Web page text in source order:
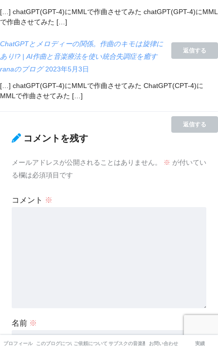
[…] chatGPT(GPT-4)にMMLで作曲させてみた chatGPT(GPT-4)にMML
で作曲させてみた […]
返信する
ChatGPTとメロディーの関係。作曲のキモは旋律に
あり!? | AI作曲と音楽療法を使い統合失調症を癒す
ranaのブログ 2023年5月3日
[…] chatGPT(GPT-4)にMMLで作曲させてみた ChatGPT(CPT-4)に
MMLで作曲させてみた […]
返信する
コメントを残す
メールアドレスが公開されることはありません。 ※ が付いてい
る欄は必須項目です
コメント ※
名前 ※
プロフィール このブログについてご依頼について サブスクの音楽配信について
お問い合わせ 実績